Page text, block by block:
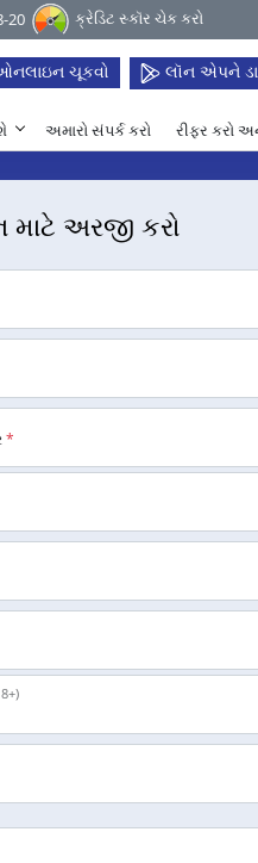
20 ક્રેડિટ સ્કૉર ચેક કરો
ચૂકવો લૉન એપને
અમારો સંપર્ક કરો રીફર કરો
માટે અરજી કરો
*